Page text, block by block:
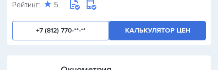
Рейтинг: 5
+7 (812) 770-**-** КАЛЬКУЛЯТОР ЦЕН